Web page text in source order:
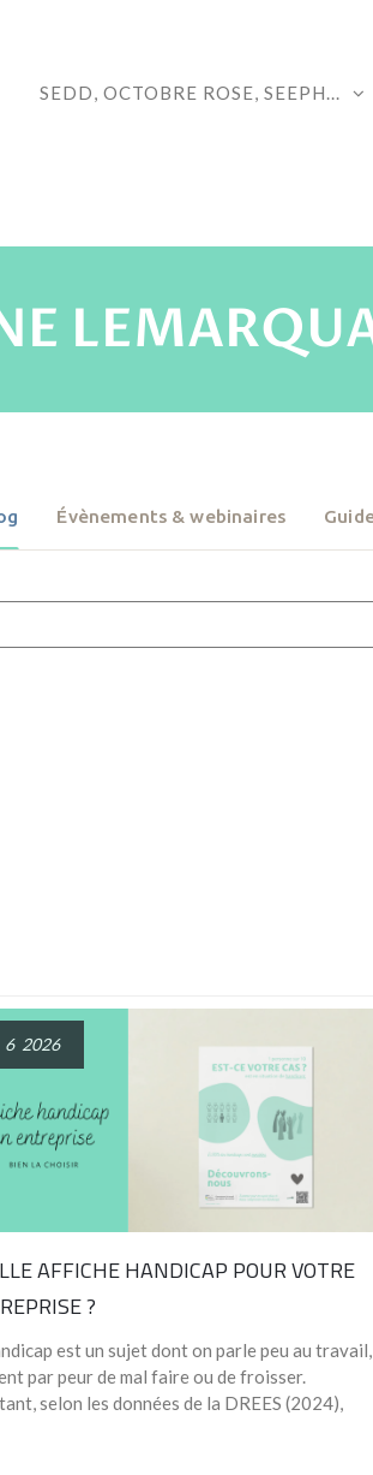
SEDD, OCTOBRE ROSE, SEEPH...
Évènements & webinaires
6 2026
AFFICHE HANDICAP POUR VOTRE
?
est un sujet dont on parle peu au travail,
par peur de mal faire ou de froisser.
selon les données de la DREES (2024),